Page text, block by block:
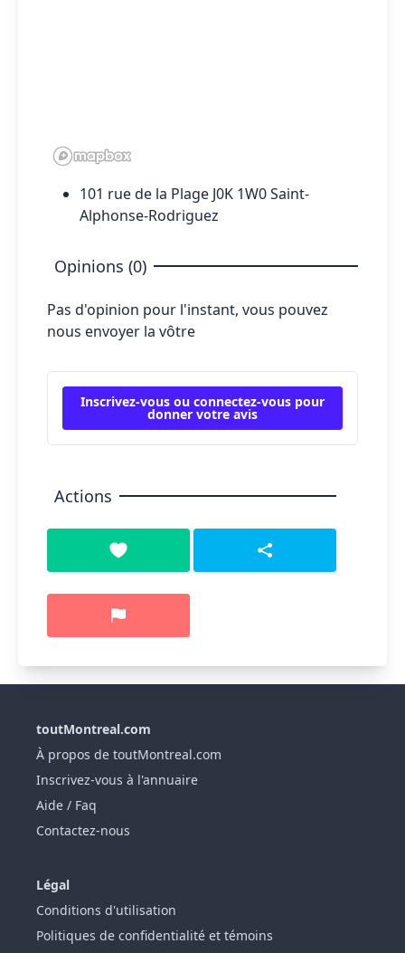
101 rue de la Plage J0K 1W0 Saint-
Alphonse-Rodriguez
Opinions (0)
Pas d'opinion pour l'instant, vous pouvez
nous envoyer la vôtre
Inscrivez-vous ou connectez-vous pour
donner votre avis
Actions
toutMontreal.com
À propos de toutMontreal.com
Inscrivez-vous à l'annuaire
Aide / Faq
Contactez-nous
Légal
Conditions d'utilisation
Politiques de confidentialité et témoins